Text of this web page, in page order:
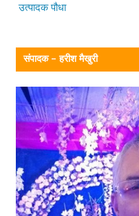
उत्पादक पौधा
संपादक – हरीश मैखुरी